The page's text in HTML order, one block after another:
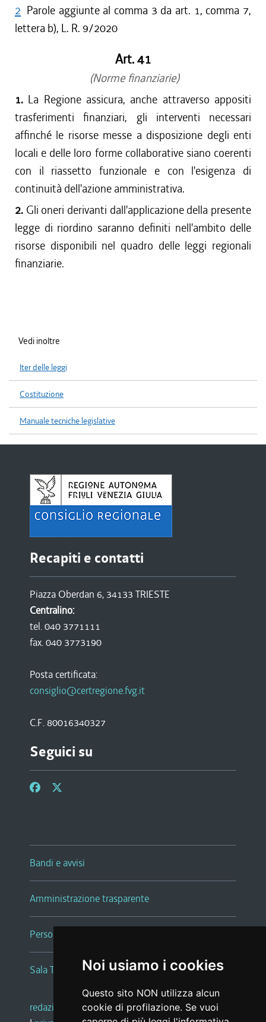
Noi usiamo i cookies
Questo sito NON utilizza alcun
cookie di profilazione. Se vuoi
2 Parole aggiunte al comma 3 da art. 1, comma 7,
lettera b), L. R. 9/2020
Art. 41
(Norme finanziarie)
1. La Regione assicura, anche attraverso appositi
trasferimenti finanziari, gli interventi necessari
affinché le risorse messe a disposizione degli enti
locali e delle loro forme collaborative siano coerenti
con il riassetto funzionale e con l'esigenza di
continuità dell'azione amministrativa.
2. Gli oneri derivanti dall'applicazione della presente
legge di riordino saranno definiti nell'ambito delle
risorse disponibili nel quadro delle leggi regionali
finanziarie.
Vedi inoltre
Iter delle leggi
Costituzione
Manuale tecniche legislative
Recapiti e contatti
Piazza Oberdan 6, 34133 TRIESTE
Centralino:
tel. 040 3771111
fax. 040 3773190
Posta certificata:
consiglio@certregione.fvg.it
C.F. 80016340327
Seguici su
Bandi e avvisi
Amministrazione trasparente
Persone e Uffici
Sala Tiziano Tessitori
redazione web |note legali |glossario